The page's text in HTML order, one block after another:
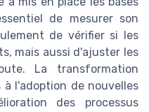
de mesurer son
de vérifier si les
mais aussi d'ajuster les
La transformation
à l'adoption de nouvelles
des processus